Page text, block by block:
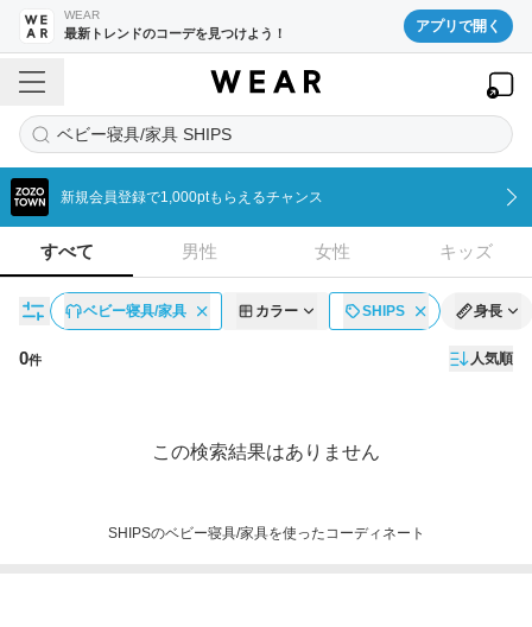
WEAR
最新トレンドのコーデを見つけよう！ アプリで開く
ベビー寝具/家具 SHIPS
新規会員登録で1,000ptもらえるチャンス
すべて 男性 女性 キッズ
ベビー寝具/家具 カラー SHIPS 身長
0件 人気順
この検索結果はありません
SHIPSのベビー寝具/家具を使ったコーディネート